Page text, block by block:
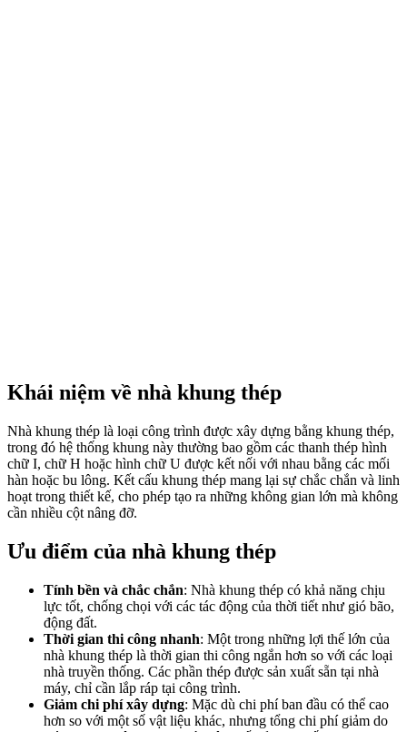
Khái niệm về nhà khung thép
Nhà khung thép là loại công trình được xây dựng bằng khung thép,
trong đó hệ thống khung này thường bao gồm các thanh thép hình
chữ I, chữ H hoặc hình chữ U được kết nối với nhau bằng các mối
hàn hoặc bu lông. Kết cấu khung thép mang lại sự chắc chắn và linh
hoạt trong thiết kế, cho phép tạo ra những không gian lớn mà không
cần nhiều cột nâng đỡ.
Ưu điểm của nhà khung thép
Tính bền và chắc chắn: Nhà khung thép có khả năng chịu
lực tốt, chống chọi với các tác động của thời tiết như gió bão,
động đất.
Thời gian thi công nhanh: Một trong những lợi thế lớn của
nhà khung thép là thời gian thi công ngắn hơn so với các loại
nhà truyền thống. Các phần thép được sản xuất sẵn tại nhà
máy, chỉ cần lắp ráp tại công trình.
Giảm chi phí xây dựng: Mặc dù chi phí ban đầu có thể cao
hơn so với một số vật liệu khác, nhưng tổng chi phí giảm do